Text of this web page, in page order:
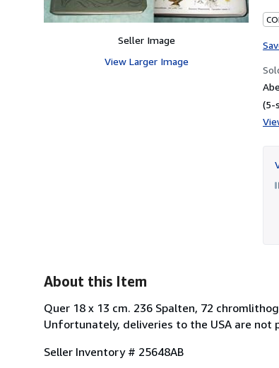
Seller Image
View Larger Image
(5-
About this Item
Quer 18 x 13 cm. 236 Spalten, 72
Unfortunately, deliveries to the USA are not
Seller Inventory # 25648AB